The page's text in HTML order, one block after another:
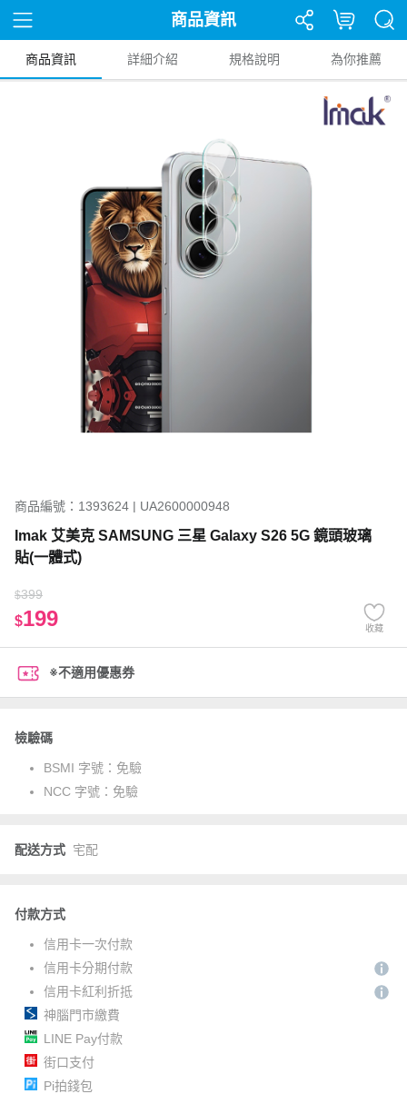
商品資訊
商品資訊 詳細介紹 規格說明 為你推薦
商品編號：1393624 | UA2600000948
Imak 艾美克 SAMSUNG 三星 Galaxy S26 5G 鏡頭玻璃
貼(一體式)
$399
$199 收藏
※不適用優惠券
檢驗碼
BSMI 字號： 免驗
NCC 字號： 免驗
配送方式 宅配
付款方式
信用卡一次付款
信用卡分期付款
信用卡紅利折抵
神腦門市繳費
LINE Pay付款
街口支付
Pi拍錢包